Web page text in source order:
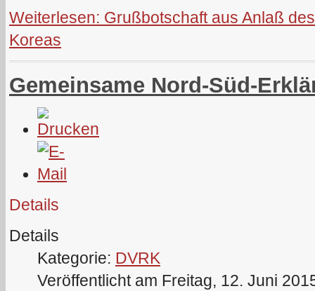
Weiterlesen: Grußbotschaft aus Anlaß
Koreas
Gemeinsame Nord-Süd-
Details
Details
Kategorie: DVRK
Veröffentlicht am Freitag, 12. Juni